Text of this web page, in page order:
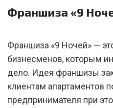
Франшиза «9
Франшиза «9 Ночей» —
бизнесменов, которым
дело. Идея франшизы
клиентам апартаментов
предпринимателя при